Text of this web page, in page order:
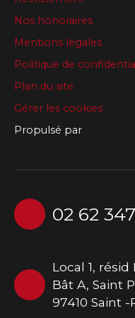
Nos honoraires
Mentions légales
Politique de
Plan du site
Gérer les cookies
Propulsé par
02 62
Local 1,
Bât A, Saint
97410 Saint -